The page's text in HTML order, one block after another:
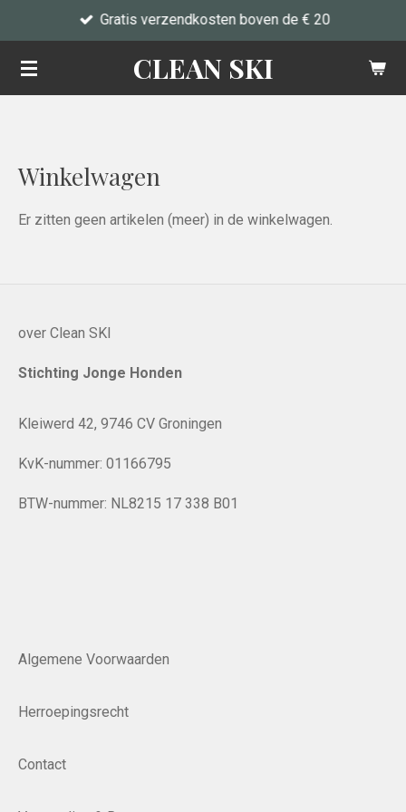
direct
naar
de
CLEAN SKI
Gratis verzendkosten boven de € 20
Winkelwagen
Er zitten geen artikelen (meer) in de winkelwagen.
over Clean SKI
Stichting Jonge Honden
Kleiwerd 42, 9746 CV Groningen
KvK-nummer: 01166795
BTW-nummer: NL8215 17 338 B01
Algemene Voorwaarden
Herroepingsrecht
Contact